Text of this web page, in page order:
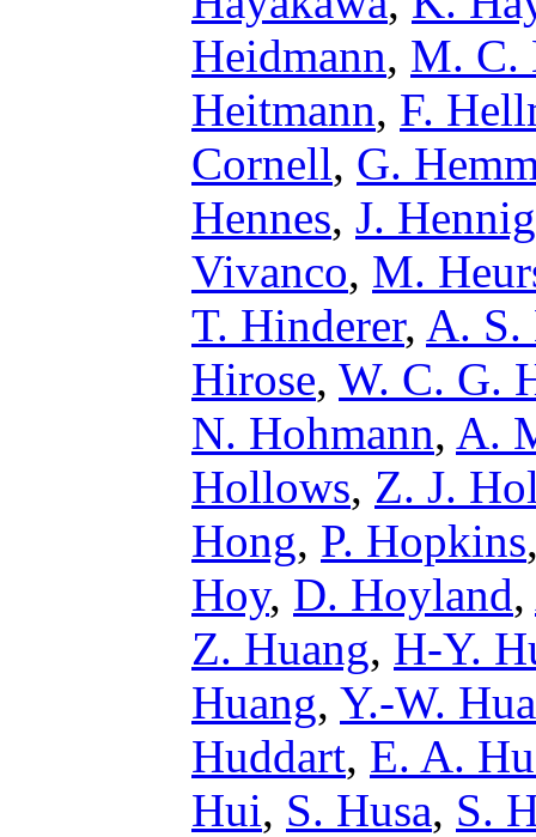
Heidmann, M. C.
Heitmann, F.
Cornell, G.
Hennes, J. Hennig
Vivanco, M.
T. Hinderer, A. S.
Hirose, W. C. G.
N. Hohmann, A.
Hollows, Z. J.
Hong, P. Hopkins
Hoy, D. Hoyland,
Z. Huang, H-Y.
Huang, Y.-W.
Huddart, E. A.
Hui, S. Husa, S.